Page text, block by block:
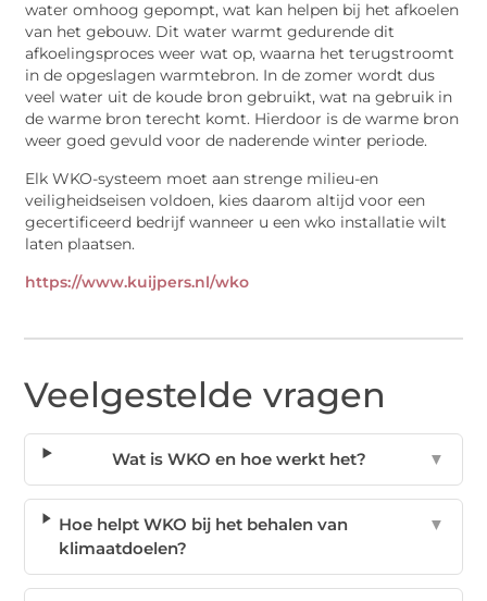
water omhoog gepompt, wat kan helpen bij het afkoelen
van het gebouw. Dit water warmt gedurende dit
afkoelingsproces weer wat op, waarna het terugstroomt
in de opgeslagen warmtebron. In de zomer wordt dus
veel water uit de koude bron gebruikt, wat na gebruik in
de warme bron terecht komt. Hierdoor is de warme bron
weer goed gevuld voor de naderende winter periode.
Elk WKO-systeem moet aan strenge milieu-en
veiligheidseisen voldoen, kies daarom altijd voor een
gecertificeerd bedrijf wanneer u een wko installatie wilt
laten plaatsen.
https://www.kuijpers.nl/wko
Veelgestelde vragen
Wat is WKO en hoe werkt het? ▼
Hoe helpt WKO bij het behalen van
klimaatdoelen?
▼